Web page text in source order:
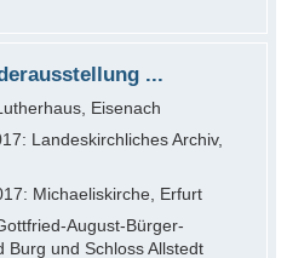
...
Eisenach
Landeskirchliches Archiv,
Michaeliskirche, Erfurt
August-Bürger-
Burg und Schloss Allstedt